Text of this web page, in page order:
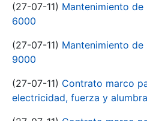
(27-07-11) Mantenimiento de
6000
(27-07-11) Mantenimiento de
9000
(27-07-11) Contrato marco
electricidad, fuerza y